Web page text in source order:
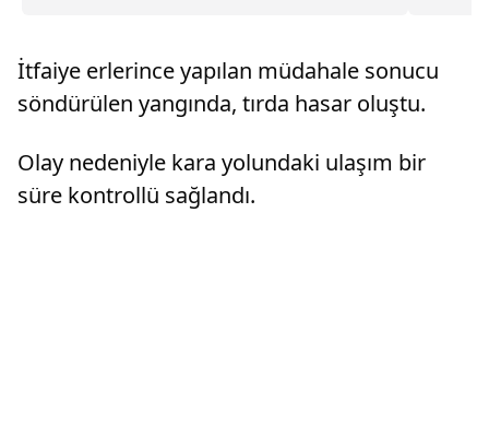
kamu
İtfaiye erlerince yapılan müdahale sonucu
söndürülen yangında, tırda hasar oluştu.
Olay nedeniyle kara yolundaki ulaşım bir
süre kontrollü sağlandı.